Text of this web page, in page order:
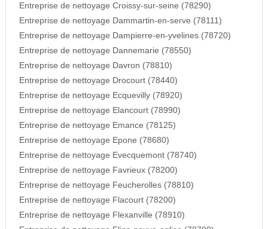
Entreprise de nettoyage Croissy-sur-seine (78290)
Entreprise de nettoyage Dammartin-en-serve (78111)
Entreprise de nettoyage Dampierre-en-yvelines (78720)
Entreprise de nettoyage Dannemarie (78550)
Entreprise de nettoyage Davron (78810)
Entreprise de nettoyage Drocourt (78440)
Entreprise de nettoyage Ecquevilly (78920)
Entreprise de nettoyage Elancourt (78990)
Entreprise de nettoyage Emance (78125)
Entreprise de nettoyage Epone (78680)
Entreprise de nettoyage Evecquemont (78740)
Entreprise de nettoyage Favrieux (78200)
Entreprise de nettoyage Feucherolles (78810)
Entreprise de nettoyage Flacourt (78200)
Entreprise de nettoyage Flexanville (78910)